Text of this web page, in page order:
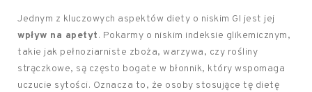
Jednym z kluczowych aspektów diety o niskim GI jest jej
wpływ na apetyt. Pokarmy o niskim indeksie glikemicznym,
takie jak pełnoziarniste zboża, warzywa, czy rośliny
strączkowe, są często bogate w błonnik, który wspomaga
uczucie sytości. Oznacza to, że osoby stosujące tę dietę